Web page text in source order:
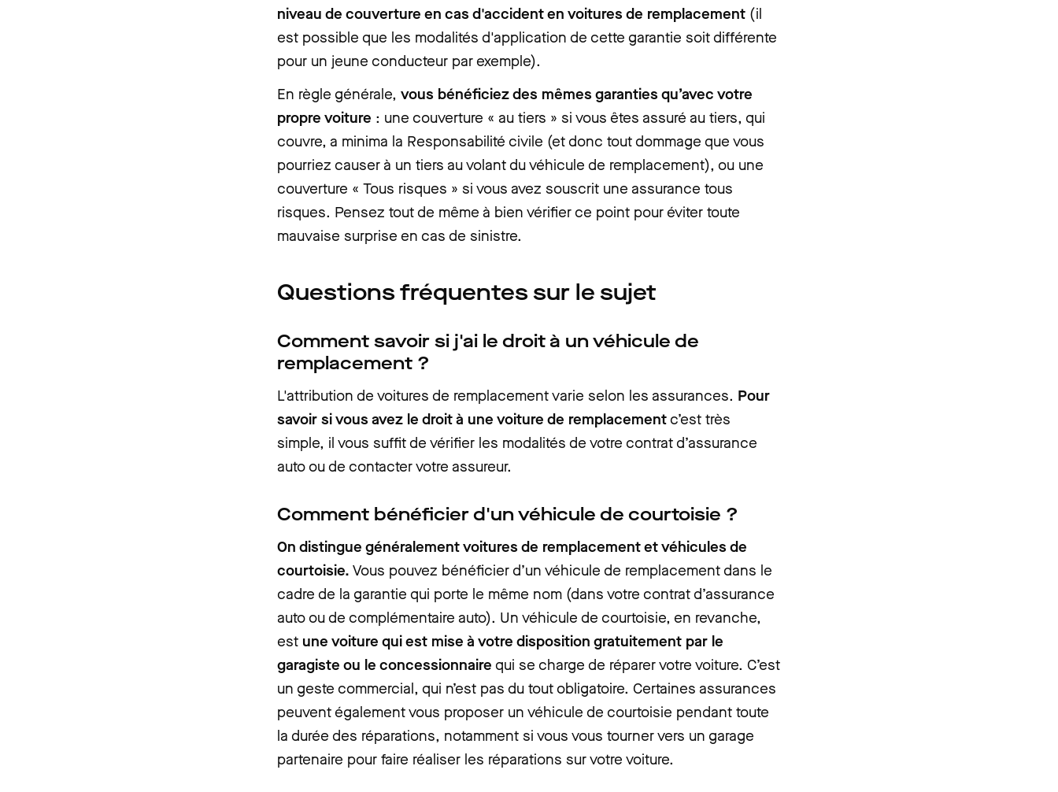
niveau de couverture en cas d'accident en voitures de remplacement (il
est possible que les modalités d'application de cette garantie soit différente
pour un jeune conducteur par exemple).
En règle générale, vous bénéficiez des mêmes garanties qu’avec votre
propre voiture : une couverture « au tiers » si vous êtes assuré au tiers, qui
couvre, a minima la Responsabilité civile (et donc tout dommage que vous
pourriez causer à un tiers au volant du véhicule de remplacement), ou une
couverture « Tous risques » si vous avez souscrit une assurance tous
risques. Pensez tout de même à bien vérifier ce point pour éviter toute
mauvaise surprise en cas de sinistre.
Questions fréquentes sur le sujet
Comment savoir si j'ai le droit à un véhicule de
remplacement ?
L'attribution de voitures de remplacement varie selon les assurances. Pour
savoir si vous avez le droit à une voiture de remplacement c’est très
simple, il vous suffit de vérifier les modalités de votre contrat d’assurance
auto ou de contacter votre assureur.
Comment bénéficier d'un véhicule de courtoisie ?
On distingue généralement voitures de remplacement et véhicules de
courtoisie. Vous pouvez bénéficier d’un véhicule de remplacement dans le
cadre de la garantie qui porte le même nom (dans votre contrat d’assurance
auto ou de complémentaire auto). Un véhicule de courtoisie, en revanche,
est une voiture qui est mise à votre disposition gratuitement par le
garagiste ou le concessionnaire qui se charge de réparer votre voiture. C’est
un geste commercial, qui n’est pas du tout obligatoire. Certaines assurances
peuvent également vous proposer un véhicule de courtoisie pendant toute
la durée des réparations, notamment si vous vous tourner vers un garage
partenaire pour faire réaliser les réparations sur votre voiture.